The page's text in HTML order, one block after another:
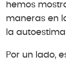
hemos
maneras en
la
Por un lado,